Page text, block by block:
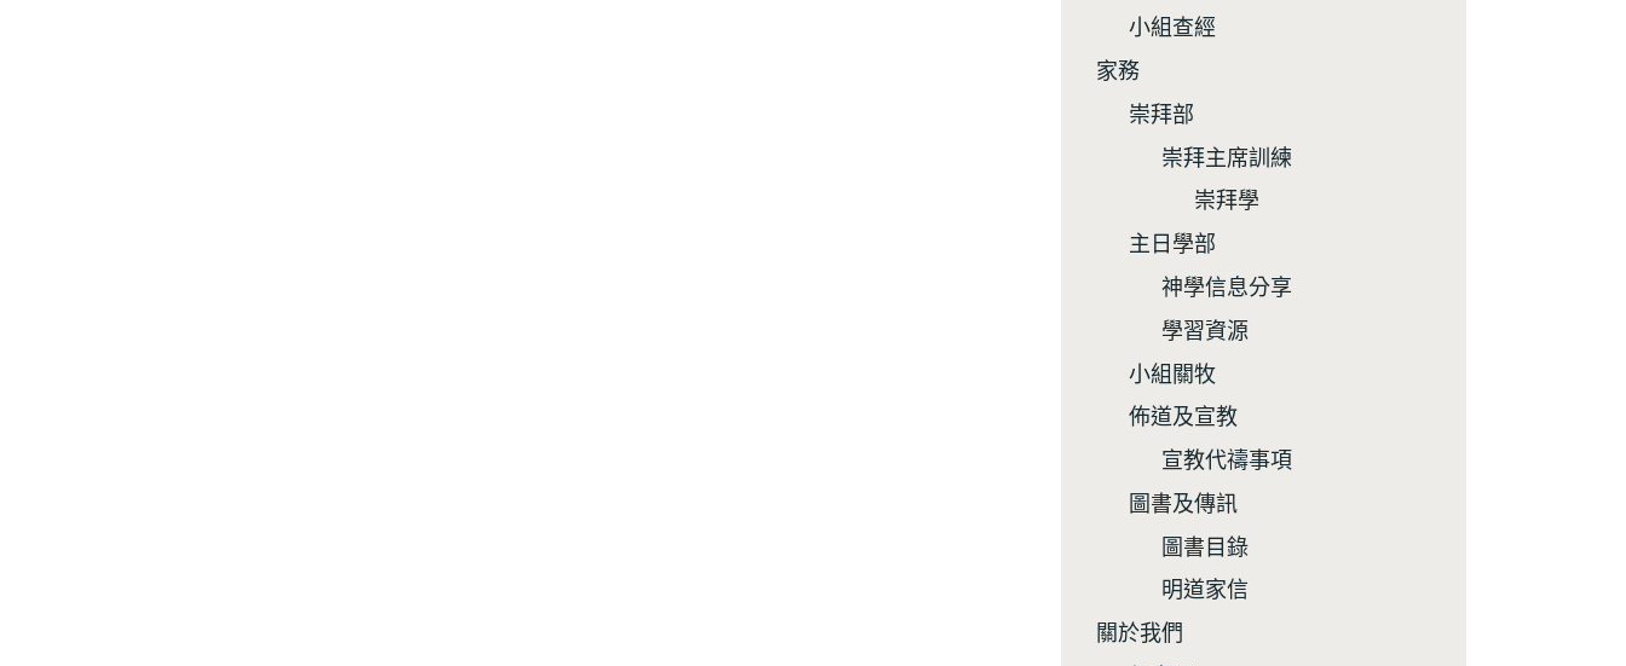
小組查經
家務
崇拜部
崇拜主席訓練
崇拜學
主日學部
神學信息分享
學習資源
小組關牧
佈道及宣教
宣教代禱事項
圖書及傳訊
圖書目錄
明道家信
關於我們